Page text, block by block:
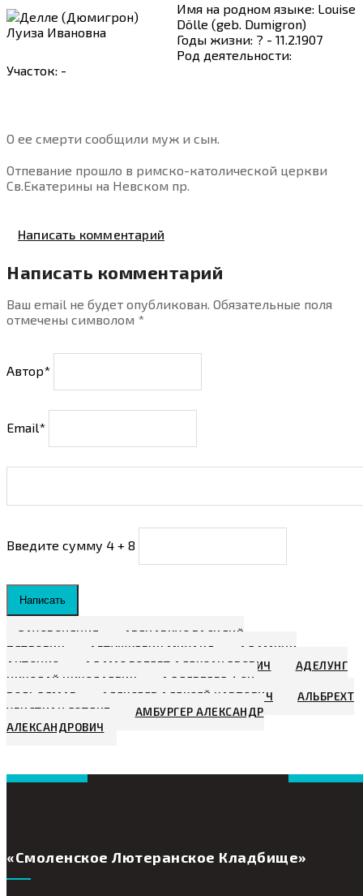
Имя на родном языке: Louise
Dölle (geb. Dumigron)
Годы жизни: ? - 11.2.1907
Род деятельности:
Участок: -
О ее смерти сообщили муж и сын.
Отпевание прошло в римско-католической церкви
Св.Екатерины на Невском пр.
Написать комментарий
Написать комментарий
Ваш email не будет опубликован. Обязательные поля
отмечены символом *
Автор*
Email*
Введите сумму 4 + 8
Написать
ЗАХОРОНЕНИЯ
АВЕНАРИУС ВАСИЛИЙ
ПЕТРОВИЧ
АВТУШКЕВИЧ МИХАИЛ
АДАМИНИ
АНТОНИО
АДАМС РОБЕРТ АЛЕКСАНДРОВИЧ
АДЕЛУНГ
НИКОЛАЙ НИКОЛАЕВИЧ
АДЛЕРБЕРГ ФОН,
ВОЛЬДЕМАР
АЛЕКСЕЕВ АЛЕКСЕЙ КАРПОВИЧ
АЛЬБРЕХТ
ХРИСТИАН ГОТЛИБ
АМБУРГЕР АЛЕКСАНДР
АЛЕКСАНДРОВИЧ
«Смоленское Лютеранское Кладбище»